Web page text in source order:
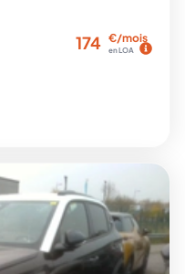
174 €/mois
en LOA